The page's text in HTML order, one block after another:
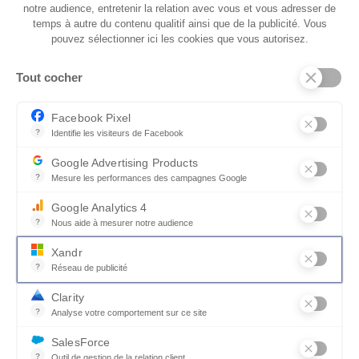
notre audience, entretenir la relation avec vous et vous adresser de
temps à autre du contenu qualitif ainsi que de la publicité. Vous
pouvez sélectionner ici les cookies que vous autorisez.
Tout cocher
?
Facebook Pixel
Identifie les visiteurs de Facebook
?
Google Advertising Products
Mesure les performances des campagnes Google
?
Google Analytics 4
Nous aide à mesurer notre audience
Essentiel pour la gestion du site web, il permet de mesurer des
?
Xandr
Réseau de publicité
Xandr exploite une plateforme en ligne, Community, pour l'achat
?
Clarity
Analyse votre comportement sur ce site
?
SalesForce
Outil de gestion de la relation client
J’accepte de recevoir les newsletters Mobilier de
France et pourrai me désinscrire à tout moment*.
* Vous pouvez retirer votre consentement à tout moment via un lien prévu à
cet effet dans chaque message. Pour en savoir plus sur le traitement de vos
données personnelles et droits, consultez notre
Des experts dans
plus de 100
France
Configuration 3D en
réalité augmentée